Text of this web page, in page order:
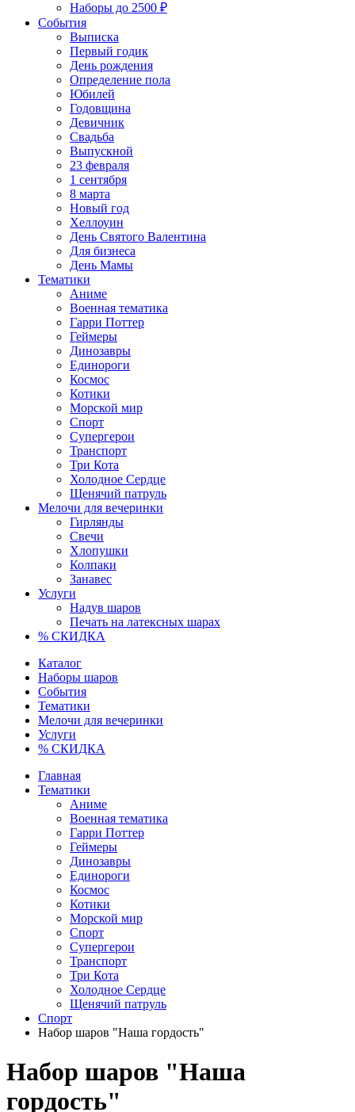
Наборы до 2500 ₽
События
Выписка
Первый годик
День рождения
Определение пола
Юбилей
Годовщина
Девичник
Свадьба
Выпускной
23 февраля
1 сентября
8 марта
Новый год
Хеллоуин
День Святого Валентина
Для бизнеса
День Мамы
Тематики
Аниме
Военная тематика
Гарри Поттер
Геймеры
Динозавры
Единороги
Космос
Котики
Морской мир
Спорт
Супергерои
Транспорт
Три Кота
Холодное Сердце
Щенячий патруль
Мелочи для вечеринки
Гирлянды
Свечи
Хлопушки
Колпаки
Занавес
Услуги
Надув шаров
Печать на латексных шарах
% СКИДКА
Каталог
Наборы шаров
События
Тематики
Мелочи для вечеринки
Услуги
% СКИДКА
Главная
Тематики
Аниме
Военная тематика
Гарри Поттер
Геймеры
Динозавры
Единороги
Космос
Котики
Морской мир
Спорт
Супергерои
Транспорт
Три Кота
Холодное Сердце
Щенячий патруль
Спорт
Набор шаров "Наша гордость"
Набор шаров "Наша
гордость"